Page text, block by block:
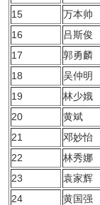
15
万本帅
16
吕斯俊
17
郭勇麟
18
吴仲明
19
林少娥
20
黄斌
21
邓妙怡
22
林秀娜
23
袁家辉
24
黄国强